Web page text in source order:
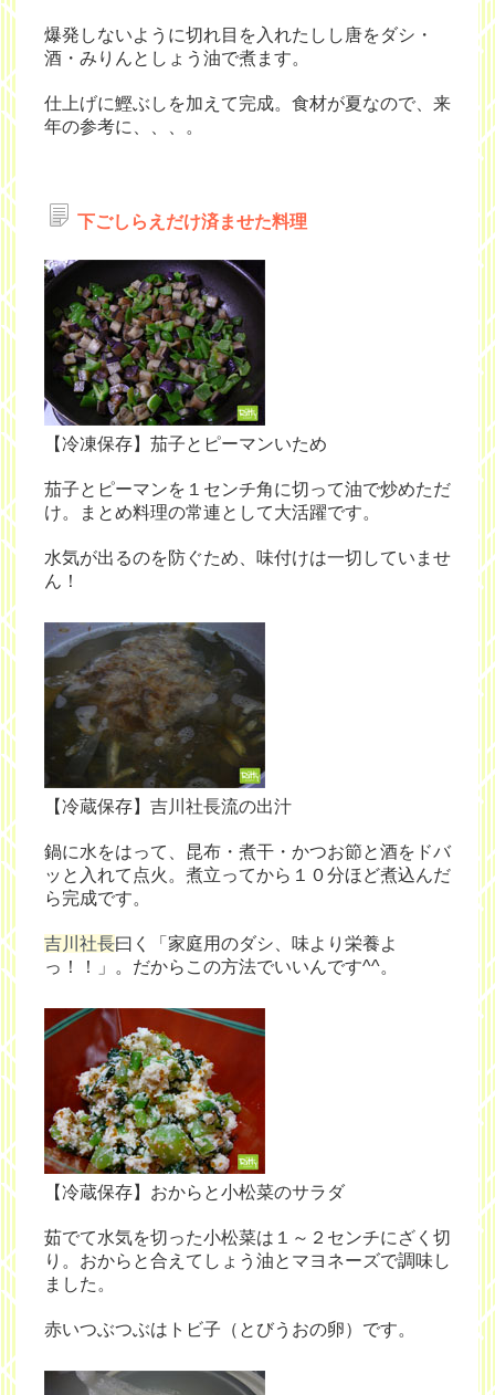
爆発しないように切れ目を入れたしし唐をダシ・
酒・みりんとしょう油で煮ます。
仕上げに鰹ぶしを加えて完成。食材が夏なので、来
年の参考に、、、。
下ごしらえだけ済ませた料理
【冷凍保存】茄子とピーマンいため
茄子とピーマンを１センチ角に切って油で炒めただ
け。まとめ料理の常連として大活躍です。
水気が出るのを防ぐため、味付けは一切していませ
ん！
【冷蔵保存】吉川社長流の出汁
鍋に水をはって、昆布・煮干・かつお節と酒をドバ
ッと入れて点火。煮立ってから１０分ほど煮込んだ
ら完成です。
吉川社長曰く「家庭用のダシ、味より栄養よ
っ！！」。だからこの方法でいいんです^^。
【冷蔵保存】おからと小松菜のサラダ
茹でて水気を切った小松菜は１～２センチにざく切
り。おからと合えてしょう油とマヨネーズで調味し
ました。
赤いつぶつぶはトビ子（とびうおの卵）です。